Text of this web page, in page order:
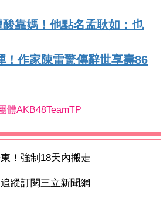
靠媽！他點名孟耿如：也
！作家陳雷驚傳辭世享壽86
體AKB48TeamTP
！強制18天內搬走
蹤訂閱三立新聞網